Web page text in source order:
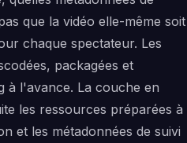
que la vidéo elle-même soit
chaque spectateur. Les
packagées et
à l'avance. La couche en
les ressources préparées à
et les métadonnées de suivi